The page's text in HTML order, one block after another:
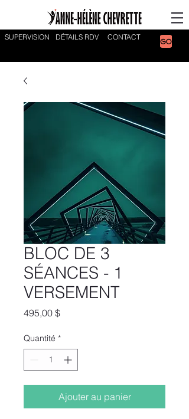
DÉTAILS RDV
SUPERVISION CONTACT
BLOC DE 3
SÉANCES - 1
VERSEMENT
495,00 $Prix
Quantité *
Ajouter au panier